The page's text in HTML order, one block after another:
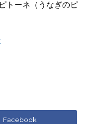
トーネ（うなぎのピ
Facebook